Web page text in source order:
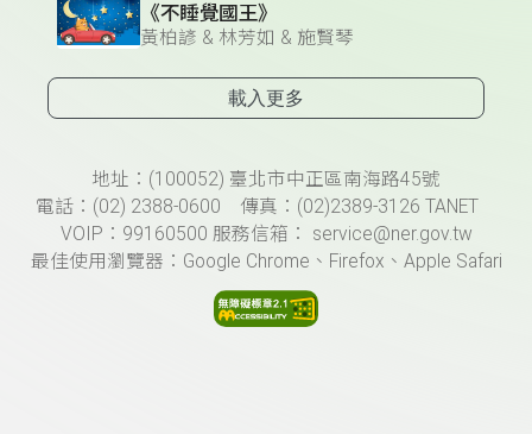
《不睡覺國王》
黃柏諺 & 林芳如 & 施賢琴
載入更多
頁尾資訊地址：(100052) 臺北市中正區南海路45號
電話：(02) 2388-0600 傳真：(02)2389-3126 TANET
VOIP：99160500 服務信箱： service@ner.gov.tw
最佳使用瀏覽器：Google Chrome、Firefox、Apple Safari